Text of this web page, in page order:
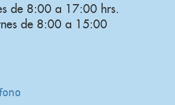
de 8:00 a 17:00 hrs.
de 8:00 a 15:00